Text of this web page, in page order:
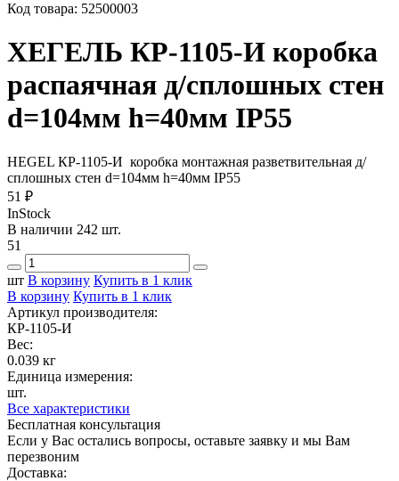
Код товара: 52500003
ХЕГЕЛЬ КР-1105-И коробка
распаячная д/сплошных стен
d=104мм h=40мм IP55
HEGEL КР-1105-И коробка монтажная разветвительная д/
сплошных стен d=104мм h=40мм IP55
51 ₽
InStock
В наличии 242 шт.
51
шт В корзину Купить в 1 клик
В корзину Купить в 1 клик
Артикул производителя:
КР-1105-И
Вес:
0.039 кг
Единица измерения:
шт.
Все характеристики
Бесплатная консультация
Если у Вас остались вопросы, оставьте заявку и мы Вам
перезвоним
Доставка: